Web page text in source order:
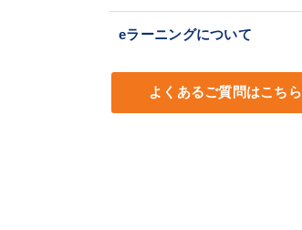
eラーニングについて
よくあるご質問はこちら